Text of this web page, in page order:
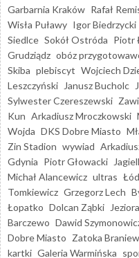
Garbarnia Kraków Rafał
Wisła Puławy Igor Biedrzycki
Siedlce Sokół Ostróda Piotr
Grudziądz obóz
Skiba plebiscyt Wojciech
Leszczyński
Janusz Bucholc
Sylwester Czereszewski
Kun Arkadiusz Mroczkowski
Wojda DKS Dobre Miasto
Zin Stadion wywiad
Gdynia Piotr Głowacki
Michał Alancewicz ultras
Tomkiewicz Grzegorz Lech
Łopatko Dolcan Ząbki
Barczewo Dawid
Dobre Miasto Zatoka
kartki Galeria Warmińska